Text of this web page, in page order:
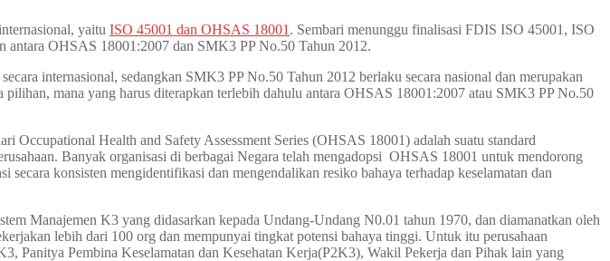
yaitu ISO 45001 dan OHSAS 18001 . Sembari menunggu finalisasi FDIS ISO 45001, ISO
antara OHSAS 18001:2007 dan SMK3 PP No.50 Tahun 2012.
internasional, sedangkan SMK3 PP No.50 Tahun 2012 berlaku secara nasional dan merupakan
mana yang harus diterapkan terlebih dahulu antara OHSAS 18001:2007 atau SMK3 PP No.50
Occupational Health and Safety Assessment Series (OHSAS 18001) adalah suatu standard
Banyak organisasi di berbagai Negara telah mengadopsi OHSAS 18001 untuk mendorong
secara konsisten mengidentifikasi dan mengendalikan resiko bahaya terhadap keselamatan dan
Manajemen K3 yang didasarkan kepada Undang-Undang N0.01 tahun 1970, dan diamanatkan oleh
lebih dari 100 org dan mempunyai tingkat potensi bahaya tinggi. Untuk itu perusahaan
Panitya Pembina Keselamatan dan Kesehatan Kerja(P2K3), Wakil Pekerja dan Pihak lain yang